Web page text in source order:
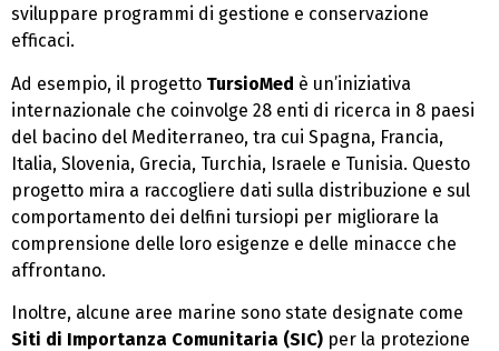
sviluppare programmi di gestione e conservazione
efficaci.
Ad esempio, il progetto TursioMed è un’iniziativa
internazionale che coinvolge 28 enti di ricerca in 8 paesi
del bacino del Mediterraneo, tra cui Spagna, Francia,
Italia, Slovenia, Grecia, Turchia, Israele e Tunisia. Questo
progetto mira a raccogliere dati sulla distribuzione e sul
comportamento dei delfini tursiopi per migliorare la
comprensione delle loro esigenze e delle minacce che
affrontano.
Inoltre, alcune aree marine sono state designate come
Siti di Importanza Comunitaria (SIC) per la protezione